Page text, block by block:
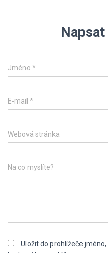
Jméno *
E-mail *
Webová stránka
Na co myslíte?
Uložit do prohlížeče